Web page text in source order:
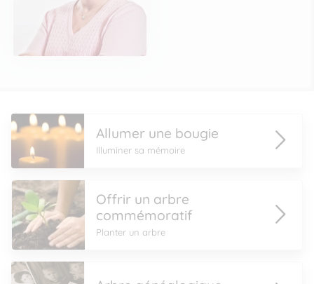
Allumer une bougie
Illuminer sa mémoire
Offrir un arbre
commémoratif
Planter un arbre